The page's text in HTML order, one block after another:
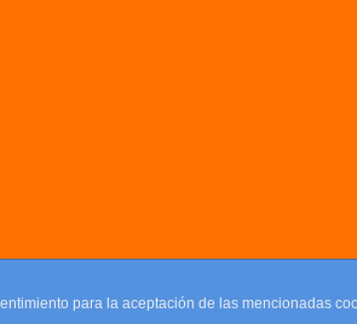
para la aceptación de las mencionadas